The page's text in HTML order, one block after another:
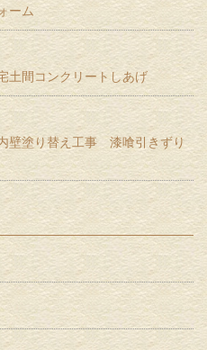
ーム
間コンクリートしあげ
壁塗り替え工事 漆喰引きずり